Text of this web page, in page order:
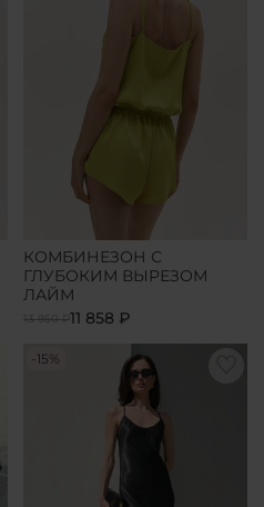
КОМБИНЕЗОН С
ГЛУБОКИМ ВЫРЕЗОМ
ЛАЙМ
13 950 ₽11 858 ₽
-15%